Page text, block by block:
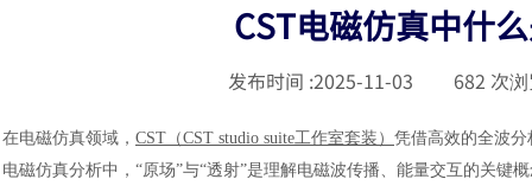
CST电磁仿真中什
发布时间 :2025-11-03 682 次
在电磁仿真领域， CST（CST studio suite工作室套装 ） 凭借高效的全波
电磁仿真分析中，“原场”与“透射”是理解电磁波传播、能量交互的关